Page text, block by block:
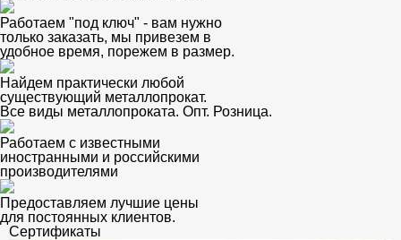
Работаем "под ключ" - вам нужно
только заказать, мы привезем в
удобное время, порежем в размер.
Найдем практически любой
существующий металлопрокат.
Все виды металлопроката. Опт. Розница.
Работаем с известными
иностранными и российскими
производителями
Предоставляем лучшие цены
для постоянных клиентов.
Сертификаты